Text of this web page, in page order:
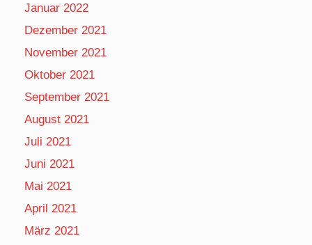
Januar 2022
Dezember 2021
November 2021
Oktober 2021
September 2021
August 2021
Juli 2021
Juni 2021
Mai 2021
April 2021
März 2021